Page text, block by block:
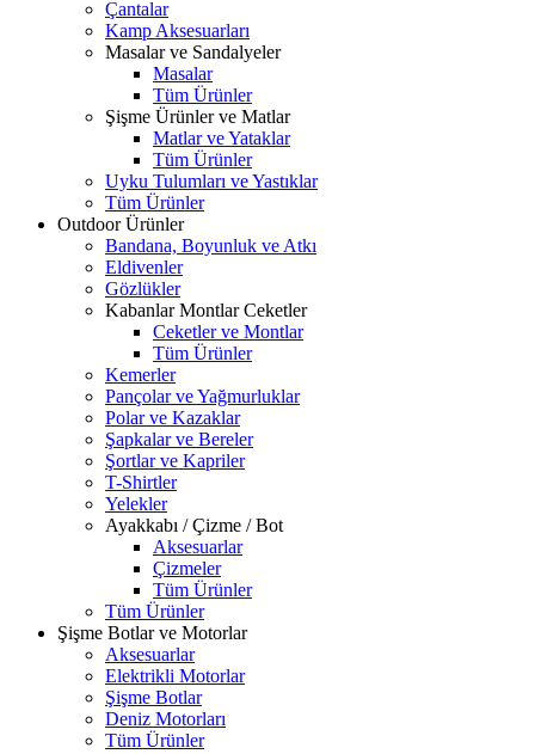
Çantalar
Kamp Aksesuarları
Masalar ve Sandalyeler
Masalar
Tüm Ürünler
Şişme Ürünler ve Matlar
Matlar ve Yataklar
Tüm Ürünler
Uyku Tulumları ve Yastıklar
Tüm Ürünler
Outdoor Ürünler
Bandana, Boyunluk ve Atkı
Eldivenler
Gözlükler
Kabanlar Montlar Ceketler
Ceketler ve Montlar
Tüm Ürünler
Kemerler
Pançolar ve Yağmurluklar
Polar ve Kazaklar
Şapkalar ve Bereler
Şortlar ve Kapriler
T-Shirtler
Yelekler
Ayakkabı / Çizme / Bot
Aksesuarlar
Çizmeler
Tüm Ürünler
Tüm Ürünler
Şişme Botlar ve Motorlar
Aksesuarlar
Elektrikli Motorlar
Şişme Botlar
Deniz Motorları
Tüm Ürünler